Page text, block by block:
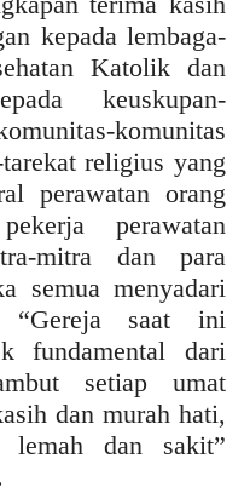
kepada lembaga-
Katolik dan
keuskupan-
komunitas
religius yang
perawatan orang
perawatan
mitra dan para
semua menyadari
“Gereja saat ini
fundamental dari
setiap umat
dan murah hati,
lemah dan sakit”